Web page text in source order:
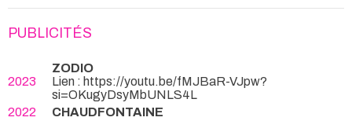
PUBLICITÉS
2023
ZODIO
Lien : https://youtu.be/fMJBaR-VJpw?
si=OKugyDsyMbUNLS4L
2022
CHAUDFONTAINE